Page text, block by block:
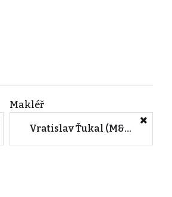
Makléř
Vratislav Ťukal (M&M reality)